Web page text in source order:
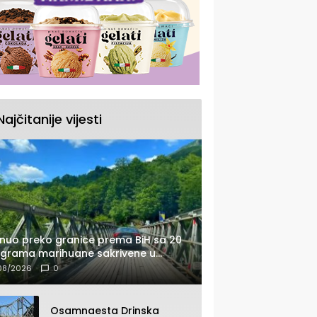
vijesti
preko granice prema BiH sa 20
marihuane sakrivene u
2026 0
Osamnaesta Drinska